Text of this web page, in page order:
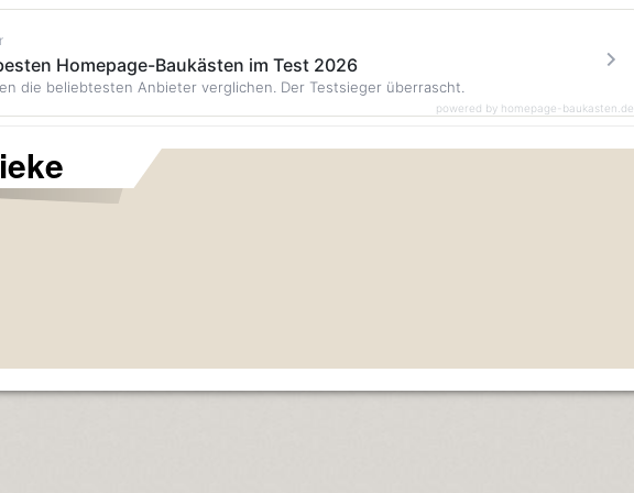
Homepage-Baukästen im Test 2026
die beliebtesten Anbieter verglichen. Der Testsieger überrascht.
powered by homepage-baukasten.de